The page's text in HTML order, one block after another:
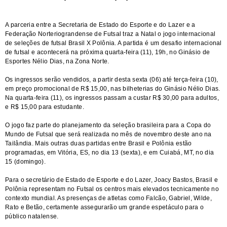
A parceria entre a Secretaria de Estado do Esporte e do Lazer e a
Federação Norteriograndense de Futsal traz a Natal o jogo internacional
de seleções de futsal Brasil X Polônia. A partida é um desafio internacional
de futsal e acontecerá na próxima quarta-feira (11), 19h, no Ginásio de
Esportes Nélio Dias, na Zona Norte.
Os ingressos serão vendidos, a partir desta sexta (06) até terça-feira (10),
em preço promocional de R$ 15,00, nas bilheterias do Ginásio Nélio Dias.
Na quarta-feira (11), os ingressos passam a custar R$ 30,00 para adultos,
e R$ 15,00 para estudante.
O jogo faz parte do planejamento da seleção brasileira para a Copa do
Mundo de Futsal que será realizada no mês de novembro deste ano na
Tailândia. Mais outras duas partidas entre Brasil e Polônia estão
programadas, em Vitória, ES, no dia 13 (sexta), e em Cuiabá, MT, no dia
15 (domingo).
Para o secretário de Estado de Esporte e do Lazer, Joacy Bastos, Brasil e
Polônia representam no Futsal os centros mais elevados tecnicamente no
contexto mundial. As presenças de atletas como Falcão, Gabriel, Wilde,
Rato e Betão, certamente assegurarão um grande espetáculo para o
público natalense.